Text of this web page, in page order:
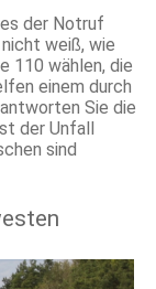
der Notruf
weiß, wie
110 wählen, die
einem durch
Sie die
der Unfall
sind